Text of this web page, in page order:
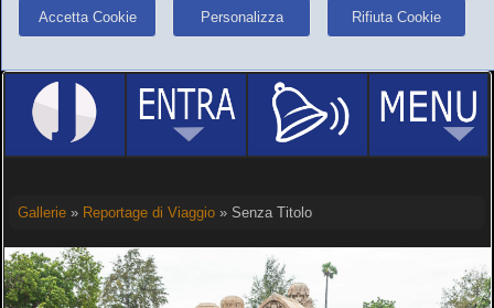
Accetta Cookie Personalizza Rifiuta Cookie
Gallerie» Reportage di Viaggio» Senza Titolo